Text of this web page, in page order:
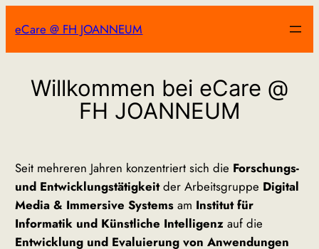
Inhalt
springen
eCare @ FH JOANNEUM
Willkommen bei eCare @
FH JOANNEUM
Seit mehreren Jahren konzentriert sich die Forschungs-
und Entwicklungstätigkeitder Arbeitsgruppe Digital
Media & Immersive Systems am Institut für
Informatik und Künstliche Intelligenz auf die
Entwicklung und Evaluierung von Anwendungen